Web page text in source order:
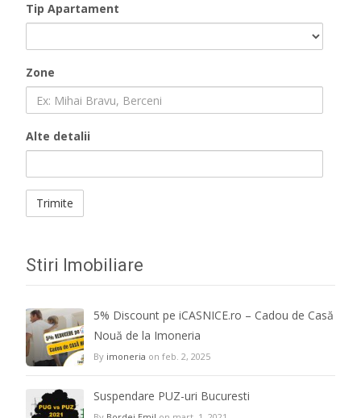
Tip Apartament
Zone
Alte detalii
Stiri Imobiliare
5% Discount pe iCASNICE.ro – Cadou de Casă
Nouă de la Imoneria
By imoneria on feb. 2, 2025
Suspendare PUZ-uri Bucuresti